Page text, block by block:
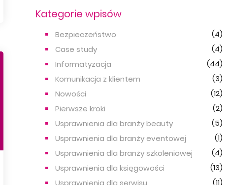
Kategorie wpisów
Bezpieczeństwo
(4)
Case study
(4)
Informatyzacja
(44)
Komunikacja z klientem
(3)
Nowości
(12)
Pierwsze kroki
(2)
Usprawnienia dla branży beauty
(5)
Usprawnienia dla branży eventowej
(1)
Usprawnienia dla branży szkoleniowej
(4)
Usprawnienia dla księgowości
(13)
Usprawnienia dla serwisu
(11)